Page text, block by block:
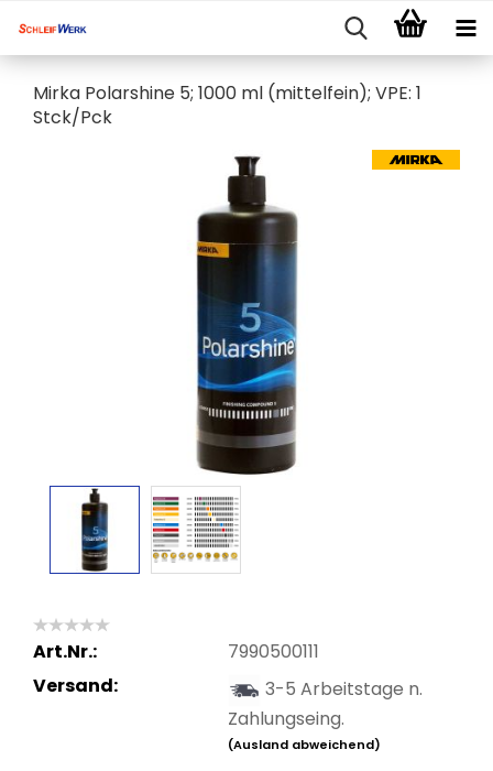
Mirka Polarshine 5; 1000 ml (mittelfein); VPE: 1
Stck/Pck
Art.Nr.:
7990500111
Versand:
3-5 Arbeitstage n.
Zahlungseing.
(Ausland abweichend)